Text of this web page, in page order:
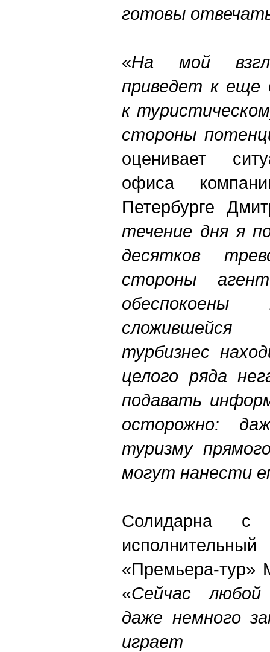
готовы
«На мой
приведет к еще
к
стороны
оценивает
офиса
Петербурге
течение дня я
десятков
стороны
обеспокоены
сложившейся
турбизнес
целого ряда
подавать
осторожно:
туризму
могут нанести
Солидарна
«Премьера-тур»
«Сейчас
даже немного
играет